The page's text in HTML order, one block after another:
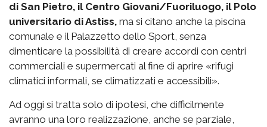
di San Pietro, il Centro Giovani/Fuoriluogo, il Polo
universitario di Astiss, ma si citano anche la piscina
comunale e il Palazzetto dello Sport, senza
dimenticare la possibilità di creare accordi con centri
commerciali e supermercati al fine di aprire «rifugi
climatici informali, se climatizzati e accessibili».
Ad oggi si tratta solo di ipotesi, che difficilmente
avranno una loro realizzazione, anche se parziale,